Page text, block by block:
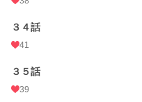
３４話
41
３５話
39